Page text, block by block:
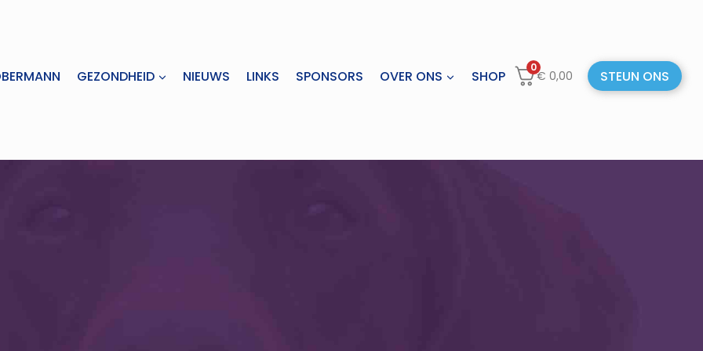
GEZONDHEID NIEUWS LINKS SPONSORS OVER ONS SHOP 0
€ 0,00 STEUN ONS